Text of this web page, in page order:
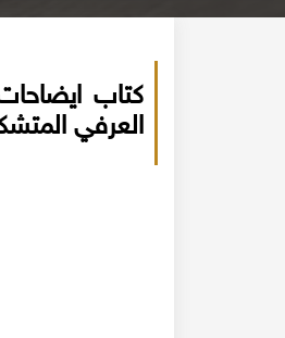
كتاب
العرفي المتشكل